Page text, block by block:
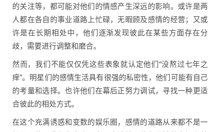
的关注等，都可能对他们的情感产生深远的影响。或许是两
人都在各自的事业道路上忙碌，无暇顾及感情的经营；又或
许是在长期相处中，他们逐渐发现彼此在某些方面存在分
歧，需要进行调整和磨合。
然而，我们不能仅仅凭这些表象就认定他们“没熬过七年之
痒”。明星们的感情生活具有很强的私密性，他们可能有自己
的考量和选择。也许他们在幕后正努力调试，寻找一种更适
合彼此的相处方式。
在这个充满诱惑和变数的娱乐圈，感情的道路从来都不是一